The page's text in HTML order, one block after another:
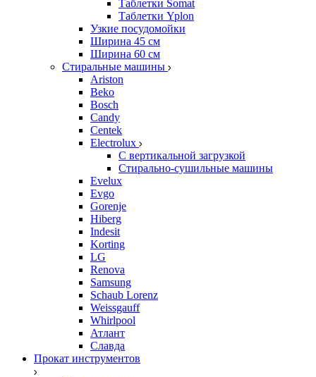
Таблетки Somat
Таблетки Yplon
Узкие посудомойки
Ширина 45 см
Ширина 60 см
Стиральные машины
Ariston
Beko
Bosch
Candy
Centek
Electrolux
С вертикальной загрузкой
Стирально-сушильные машины
Evelux
Evgo
Gorenje
Hiberg
Indesit
Korting
LG
Renova
Samsung
Schaub Lorenz
Weissgauff
Whirlpool
Атлант
Славда
Прокат инструментов